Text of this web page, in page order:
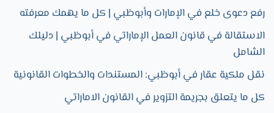
رفع دعوى خلع في الإمارات وأبوظبي | كل ما يهمك معرفته
الاستقالة في قانون العمل الإماراتي في أبوظبي | دليلك
الشامل
نقل ملكية عقار في أبوظبي: المستندات والخطوات القانونية
كل ما يتعلق بجريمة التزوير في القانون الاماراتي